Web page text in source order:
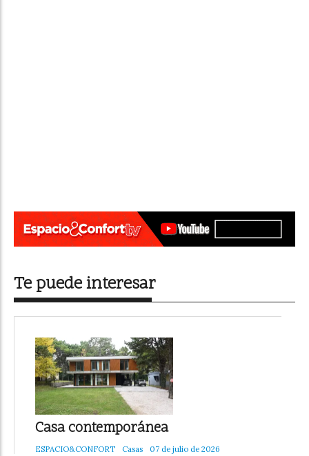
Te puede interesar
Casa contemporánea
ESPACIO&CONFORT Casas 07 de julio de 2026